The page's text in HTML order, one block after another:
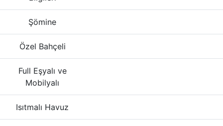
Şömine
Özel Bahçeli
Full Eşyalı ve
Mobilyalı
Isıtmalı Havuz